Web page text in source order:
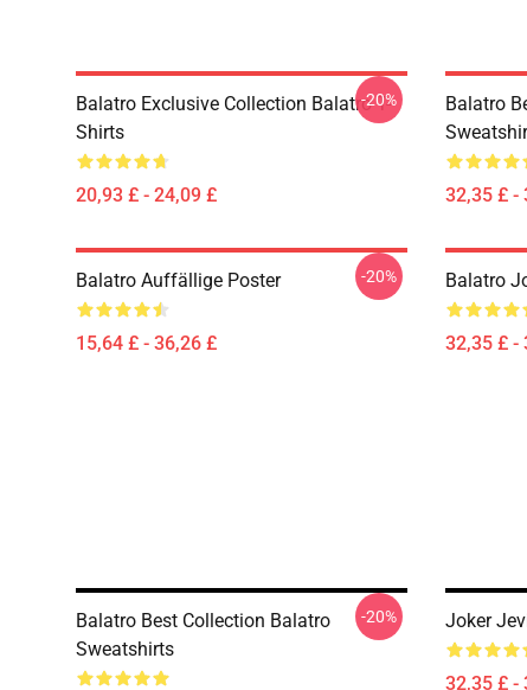
Balatro Exclusive Collection Balatro T-
Shirts
20,93 £ - 24,09 £
-20%
Balatro
32,35 £ -
Balatro Auffällige Poster
15,64 £ - 36,26 £
-20% Balatro
32,35 £ -
Balatro Best Collection Balatro
Sweatshirts
-20% Joker
32,35 £ -